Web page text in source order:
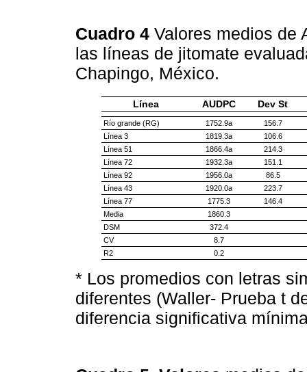
Cuadro 4 Valores medios de
las líneas de jitomate
Chapingo, México.
Línea AUDPC Dev St
Río grande (RG) 1752.9a
156.7
Línea 3
1819.3a
106.6
Línea 51
1866.4a
214.3
Línea 72
1932.3a
151.1
Línea 92
1956.0a
86.5
Línea 43
1920.0a
223.7
Línea 77
1775.3
146.4
Media
1860.3
DSM
372.4
CV
8.7
R2
0.2
* Los promedios con letras
diferentes (Waller- Prueba t
diferencia significativa